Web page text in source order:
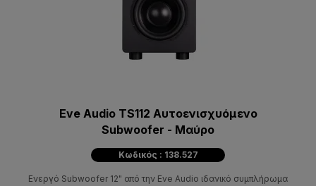
Eve Audio TS112 Αυτοενισχυόμενο
Subwoofer - Μαύρο
Κωδικός : 138.527
Ενεργό Subwoofer 12" από την Eve Audio ιδανικό συμπλήρωμα